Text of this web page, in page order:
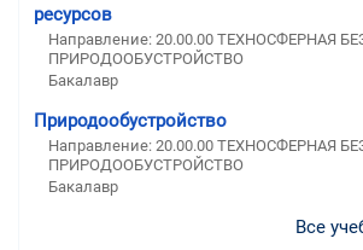
ресурсов
Направление: 20.00.00 ТЕХНОСФЕРНАЯ
ПРИРОДООБУСТРОЙСТВО
Бакалавр
Природообустройство
Направление: 20.00.00 ТЕХНОСФЕРНАЯ
ПРИРОДООБУСТРОЙСТВО
Бакалавр
Все